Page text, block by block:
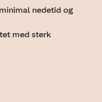
nedetid og
med sterk